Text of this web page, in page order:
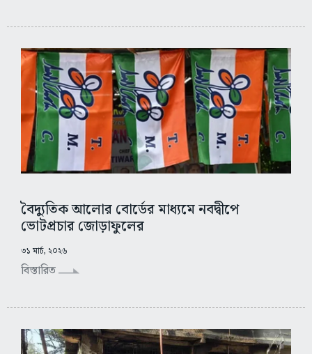
বৈদ্যুতিক আলোর বোর্ডের মাধ্যমে নবদ্বীপে
ভোটপ্রচার জোড়াফুলের
৩১ মার্চ, ২০২৬
বিস্তারিত